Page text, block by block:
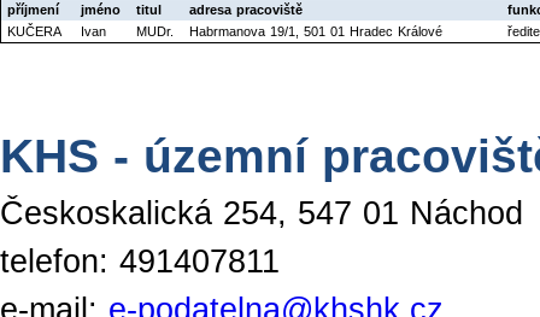
příjmení jméno titul adresa pracoviště
KUČERA
Ivan MUDr. Habrmanova 19/1, 501 01 Hradec Králové
KHS - územní
Českoskalická 254, 547 01 Náchod
telefon: 491407811
e-mail: e-podatelna@khshk.cz